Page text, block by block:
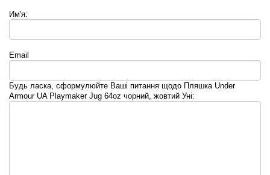
Им'я:
Email
Будь ласка, сформулюйте Ваші питання щодо Пляшка Under
Armour UA Playmaker Jug 64oz чорний, жовтий Уні: